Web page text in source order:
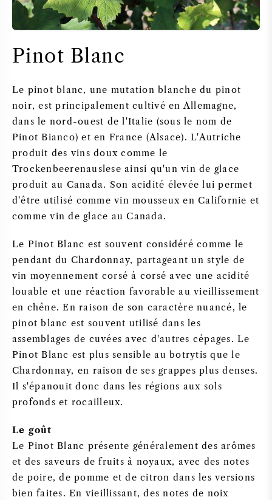
VERRERIE
CADEAUX
VENTE DE VIN
VIN ROUGE
VIN BLANC
VIN ROSÉ
VIN DOUX
PORTO
CABERNET SAUVIGNON
PINOT NOIR
PERRIER JOUET
ARMAND DE BRIGNAC
JACQUES SELOSSE
MAISON DE CHAMPAGNE
Pinot Blanc
Le pinot blanc, une mutation blanche du pinot
noir, est principalement cultivé en Allemagne,
dans le nord-ouest de l'Italie (sous le nom de
Pinot Bianco) et en France (Alsace). L'Autriche
produit des vins doux comme le
Trockenbeerenauslese ainsi qu'un vin de glace
produit au Canada. Son acidité élevée lui permet
d'être utilisé comme vin mousseux en Californie et
comme vin de glace au Canada.
Le Pinot Blanc est souvent considéré comme le
pendant du Chardonnay, partageant un style de
vin moyennement corsé à corsé avec une acidité
louable et une réaction favorable au vieillissement
en chêne. En raison de son caractère nuancé, le
pinot blanc est souvent utilisé dans les
assemblages de cuvées avec d'autres cépages. Le
Pinot Blanc est plus sensible au botrytis que le
Chardonnay, en raison de ses grappes plus denses.
Il s'épanouit donc dans les régions aux sols
profonds et rocailleux.
Le goût
Le Pinot Blanc présente généralement des arômes
et des saveurs de fruits à noyaux, avec des notes
de poire, de pomme et de citron dans les versions
bien faites. En vieillissant, des notes de noix